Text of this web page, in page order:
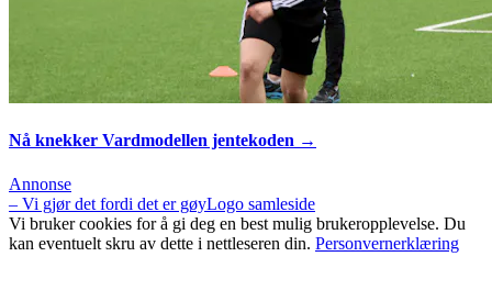
Nå knekker Vardmodellen jentekoden →
Annonse
– Vi gjør det fordi det er gøyLogo samleside
Vi bruker cookies for å gi deg en best mulig brukeropplevelse. Du
kan eventuelt skru av dette i nettleseren din. Personvernerklæring